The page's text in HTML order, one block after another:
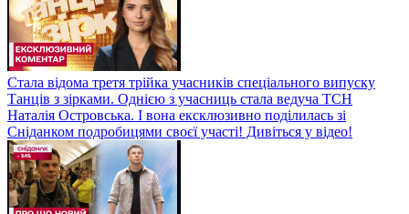
Стала відома третя трійка учасників спеціального випуску
Танців з зірками. Однією з учасниць стала ведуча ТСН
Наталія Островська. І вона ексклюзивно поділилась зі
Сніданком подробицями своєї участі! Дивіться у відео!